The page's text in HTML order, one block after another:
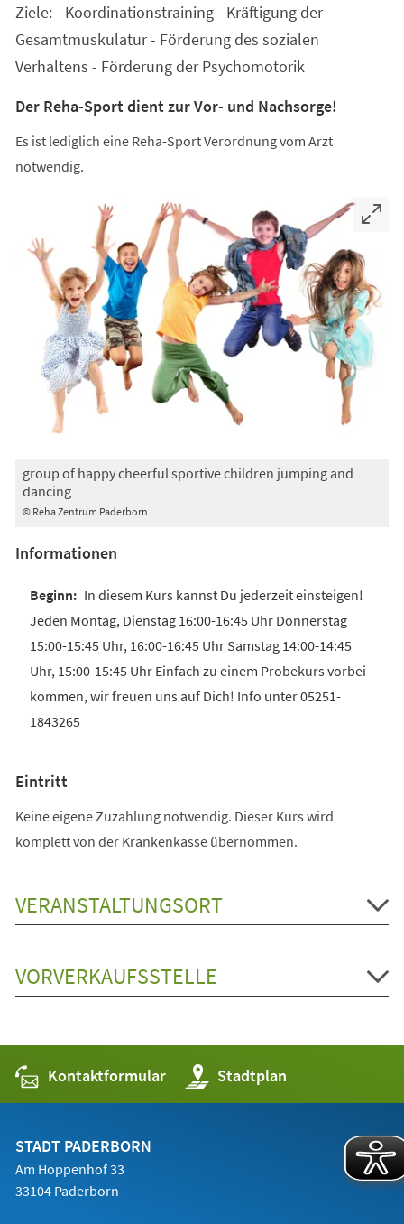
neuen
Ziele: - Koordinationstraining - Kräftigung der
Gesamtmuskulatur - Förderung des sozialen
Verhaltens - Förderung der Psychomotorik
Der Reha-Sport dient zur Vor- und Nachsorge!
Es ist lediglich eine Reha-Sport Verordnung vom Arzt
notwendig.
© Reha Zentrum Paderborn
group of happy cheerful sportive children jumping and
dancing
Informationen
In diesem Kurs kannst Du jederzeit einsteigen!
Jeden Montag, Dienstag 16:00-16:45 Uhr Donnerstag
15:00-15:45 Uhr, 16:00-16:45 Uhr Samstag 14:00-14:45
Uhr, 15:00-15:45 Uhr Einfach zu einem Probekurs vorbei
kommen, wir freuen uns auf Dich! Info unter 05251-
1843265
Eintritt
Keine eigene Zuzahlung notwendig. Dieser Kurs wird
komplett von der Krankenkasse übernommen.
VERANSTALTUNGSORT
VORVERKAUFSSTELLE
Kontaktformular Stadtplan
(Öffnet
in
einem
STADT PADERBORN
Am Hoppenhof 33
33104 Paderborn